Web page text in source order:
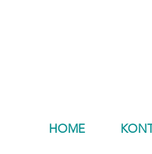
HOME